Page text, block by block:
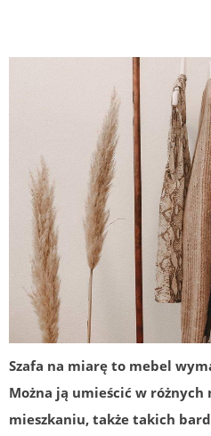
Szafa na miarę to mebel
Można ją umieścić w
mieszkaniu, także takich